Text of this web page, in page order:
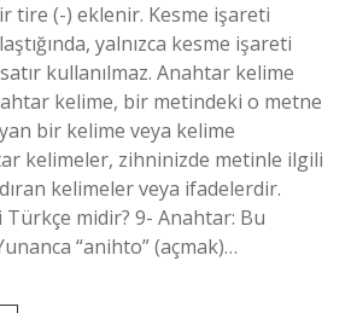
tire (-) eklenir. Kesme işareti
yalnızca kesme işareti
satır kullanılmaz. Anahtar kelime
kelime, bir metindeki o metne
bir kelime veya kelime
kelimeler, zihninizde metinle ilgili
kelimeler veya ifadelerdir.
midir? 9- Anahtar: Bu
“anihto” (açmak)…